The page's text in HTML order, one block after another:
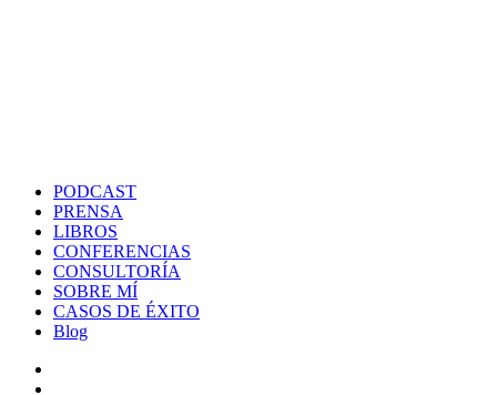
PODCAST
PRENSA
LIBROS
CONFERENCIAS
CONSULTORÍA
SOBRE MÍ
CASOS DE ÉXITO
Blog